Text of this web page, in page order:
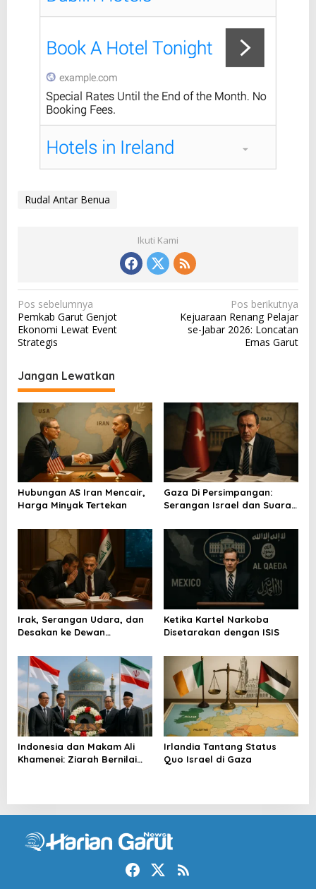
Rudal Antar Benua
Ikuti Kami
N
a
v
g
a
p
o
s
Pos sebelumnya
Pemkab Garut Genjot
Ekonomi Lewat Event
Strategis
Pos berikutnya
Kejuaraan Renang Pelajar
se-Jabar 2026: Loncatan
Emas Garut
Jangan Lewatkan
Hubungan AS Iran Mencair,
Harga Minyak Tertekan
Gaza Di Persimpangan:
Serangan Israel dan Suara
Irak, Serangan Udara, dan
Desakan ke Dewan
Ketika Kartel Narkoba
Disetarakan dengan ISIS
Indonesia dan Makam Ali
Khamenei: Ziarah Bernilai
Irlandia Tantang Status
Quo Israel di Gaza